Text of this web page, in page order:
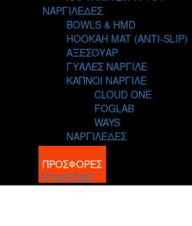
ΝΑΡΓΙΛΕΔΕΣ
BOWLS & HMD
HOOKAH MAT (ANTI-SLIP)
ΑΞΕΣΟΥΑΡ
ΓΥΑΛΕΣ ΝΑΡΓΙΛΕ
ΚΑΠΝΟΙ ΝΑΡΓΙΛΕ
CLOUD ONE
FOGLAB
WAYS
ΝΑΡΓΙΛΕΔΕΣ
BLOG
ΠΡΟΣΦΟΡΕΣ
ΥΠΗΡΕΣΙΕΣ